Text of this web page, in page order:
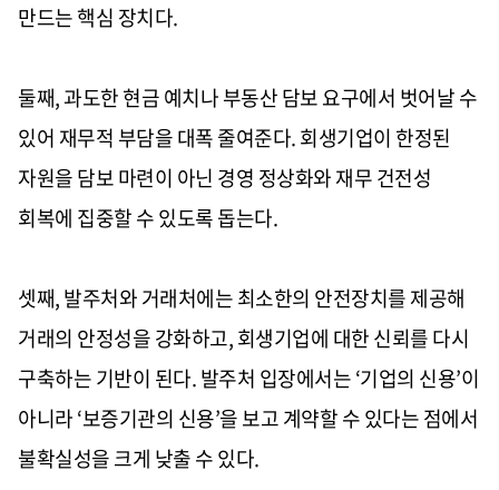
만드는 핵심 장치다.
둘째, 과도한 현금 예치나 부동산 담보 요구에서 벗어날 수
있어 재무적 부담을 대폭 줄여준다. 회생기업이 한정된
자원을 담보 마련이 아닌 경영 정상화와 재무 건전성
회복에 집중할 수 있도록 돕는다.
셋째, 발주처와 거래처에는 최소한의 안전장치를 제공해
거래의 안정성을 강화하고, 회생기업에 대한 신뢰를 다시
구축하는 기반이 된다. 발주처 입장에서는 ‘기업의 신용’이
아니라 ‘보증기관의 신용’을 보고 계약할 수 있다는 점에서
불확실성을 크게 낮출 수 있다.